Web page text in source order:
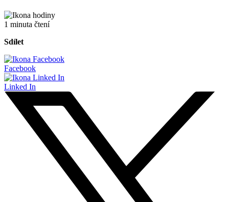
1 minuta čtení
Sdílet
Facebook
Linked In